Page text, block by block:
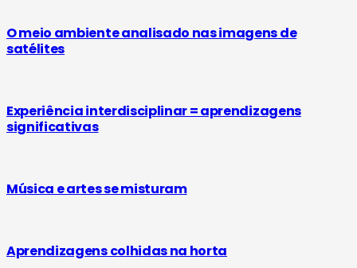
O meio ambiente analisado nas imagens de
satélites
Experiência interdisciplinar = aprendizagens
significativas
Música e artes se misturam
Aprendizagens colhidas na horta